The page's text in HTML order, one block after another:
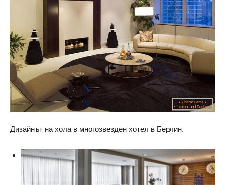
Дизайнът на хола в многозвезден хотел в Берлин.